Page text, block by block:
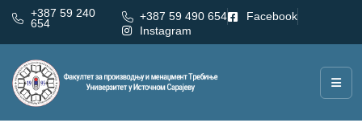
+387 59 240
654
+387 59 490 654
Facebook
Instagram